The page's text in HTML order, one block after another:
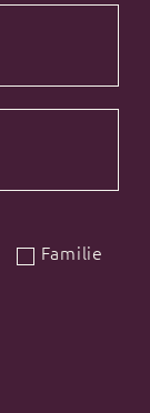
Familie